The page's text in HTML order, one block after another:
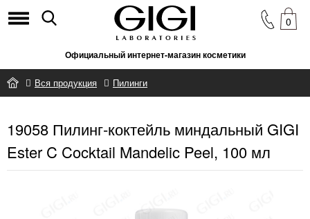
Официальный интернет-магазин косметики
0
Вся продукция Пилинги
Mandelic Peel, 100 мл
19058 Пилинг-коктейль миндальный GIGI
Ester C Cocktail Mandelic Peel, 100 мл